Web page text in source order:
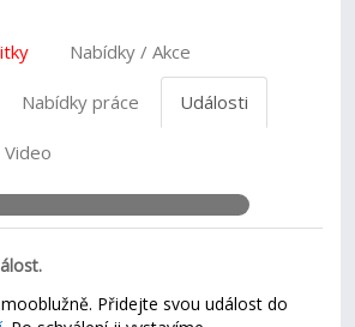
Nabídky / Akce
Nabídky práce Události
Video
Přidejte svou událost do